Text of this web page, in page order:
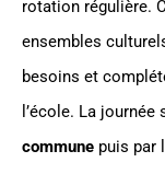
rotation régulière.
ensembles
besoins et
l’école. La
commune puis par